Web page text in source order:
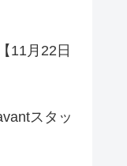
11月22日
スタッ